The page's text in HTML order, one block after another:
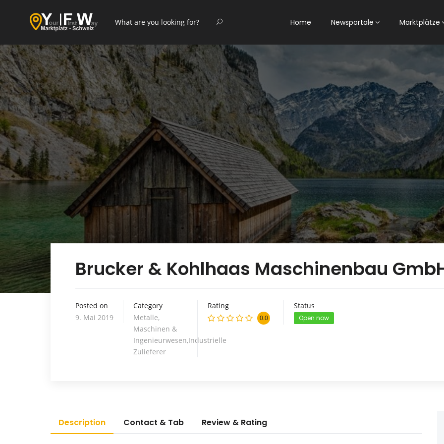
Home Newsportale Marktplätze
Brucker & Kohlhaas Maschinenbau
Posted on
9. Mai 2019
Category
Metalle,
Maschinen &
Ingenieurwesen,Industrielle
Zulieferer
Rating
0.0
Status
Open now
Description Contact & Tab Review & Rating